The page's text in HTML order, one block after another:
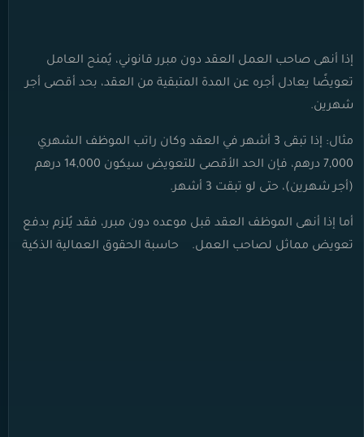
إذا أنهى صاحب العمل العقد دون مبرر قانوني، يُمنح العامل
تعويضًا يعادل أجره عن المدة المتبقية من العقد، بحد أقصى أجر
شهرين.
مثال: إذا تبقى 3 أشهر في العقد وكان راتب الموظف الشهري
7,000 درهم، فإن الحد الأقصى للتعويض سيكون 14,000 درهم
(أجر شهرين)، حتى لو تبقت 3 أشهر.
أما إذا أنهى الموظف العقد قبل موعده دون مبرر، فقد يُلزم بدفع
تعويض مماثل لصاحب العمل.
حاسبة الحقوق العمالية الذكية